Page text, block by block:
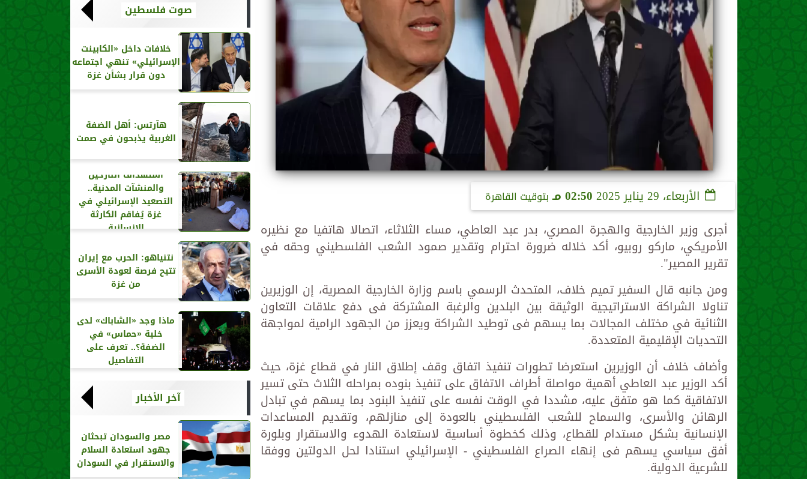
الأربعاء، 29 يناير 2025 02:50 مـ بتوقيت القاهرة
أجرى وزير الخارجية والهجرة المصري، بدر عبد العاطي، مساء الثلاثاء، اتصالا هاتفيا مع نظيره
الأمريكي، ماركو روبيو، أكد خلاله ضرورة احترام وتقدير صمود الشعب الفلسطيني وحقه في
تقرير المصير".
ومن جانبه قال السفير تميم خلاف، المتحدث الرسمي باسم وزارة الخارجية المصرية، إن الوزيرين
تناولا الشراكة الاستراتيجية الوثيقة بين البلدين والرغبة المشتركة فى دفع علاقات التعاون
الثنائية في مختلف المجالات بما يسهم فى توطيد الشراكة ويعزز من الجهود الرامية لمواجهة
التحديات الإقليمية المتعددة.
وأضاف خلاف أن الوزيرين استعرضا تطورات تنفيذ اتفاق وقف إطلاق النار في قطاع غزة، حيث
أكد الوزير عبد العاطي أهمية مواصلة أطراف الاتفاق على تنفيذ بنوده بمراحله الثلاث حتى تسير
الاتفاقية كما هو متفق عليه، مشددا في الوقت نفسه على تنفيذ البنود بما يسهم في تبادل
الرهائن والأسرى، والسماح للشعب الفلسطيني بالعودة إلى منازلهم، وتقديم المساعدات
الإنسانية بشكل مستدام للقطاع، وذلك كخطوة أساسية لاستعادة الهدوء والاستقرار وبلورة
أفق سياسي يسهم فى إنهاء الصراع الفلسطيني - الإسرائيلي استنادا لحل الدولتين ووفقا
للشرعية الدولية.
صوت فلسطين
خلافات داخل «الكابينت
الإسرائيلي» تنهي اجتماعه
دون قرار بشأن غزة
هآرتس: أهل الضفة
الغربية يذبحون في صمت
استهداف النازحين
والمنشآت المدنية..
التصعيد الإسرائيلي في
غزة يُفاقم الكارثة
الإنسانية
نتنياهو: الحرب مع إيران
تتيح فرصة لعودة الأسرى
من غزة
ماذا وجد «الشاباك» لدى
خلية «حماس» في
الضفة؟.. تعرف على
التفاصيل
آخر الأخبار
مصر والسودان تبحثان
جهود استعادة السلام
والاستقرار في السودان